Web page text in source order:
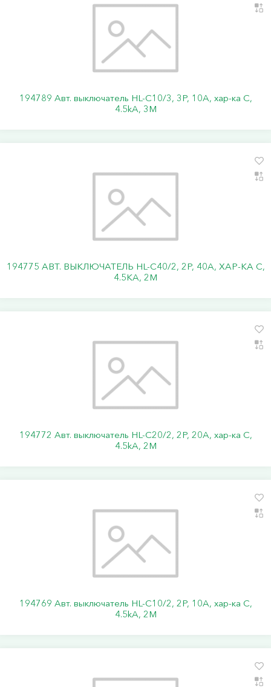
194789 Авт. выключатель HL-C10/3, 3P, 10A, хар-ка C,
4.5kA, 3M
194775 АВТ. ВЫКЛЮЧАТЕЛЬ HL-C40/2, 2P, 40A, ХАР-КА C,
4.5KA, 2M
194772 Авт. выключатель HL-C20/2, 2P, 20A, хар-ка C,
4.5kA, 2M
194769 Авт. выключатель HL-C10/2, 2P, 10A, хар-ка C,
4.5kA, 2M